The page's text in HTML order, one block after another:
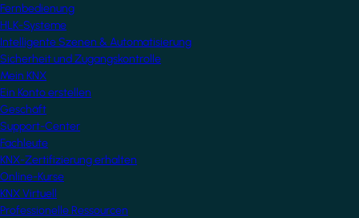
Fernbedienung
HLK-Systeme
Intelligente Szenen & Automatisierung
Sicherheit und Zugangskontrolle
Mein KNX
Ein Konto erstellen
Geschäft
Support-Center
Fachleute
KNX-Zertifizierung erhalten
Online-Kurse
KNX Virtuell
Professionelle Ressourcen